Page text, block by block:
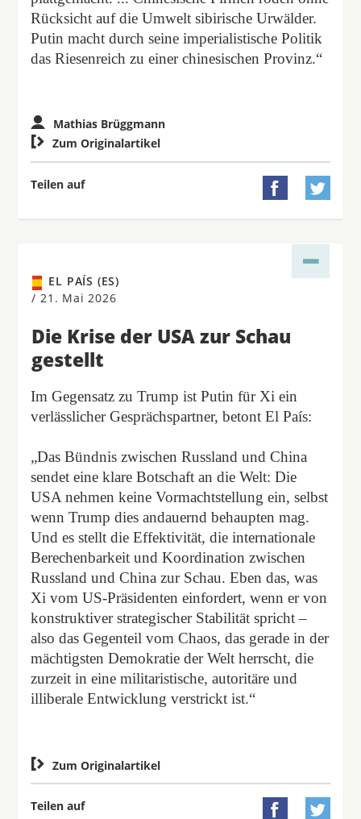
Rücksicht auf die Umwelt sibirische Urwälder.
Putin macht durch seine imperialistische Politik
das Riesenreich zu einer chinesischen Provinz.“
Mathias Brüggmann
 Zum Originalartikel
Teilen auf  
EL PAÍS (ES)
/ 21. Mai 2026
Die Krise der USA zur Schau
gestellt
Im Gegensatz zu Trump ist Putin für Xi ein
verlässlicher Gesprächspartner, betont El País:
„Das Bündnis zwischen Russland und China
sendet eine klare Botschaft an die Welt: Die
USA nehmen keine Vormachtstellung ein, selbst
wenn Trump dies andauernd behaupten mag.
Und es stellt die Effektivität, die internationale
Berechenbarkeit und Koordination zwischen
Russland und China zur Schau. Eben das, was
Xi vom US-Präsidenten einfordert, wenn er von
konstruktiver strategischer Stabilität spricht –
also das Gegenteil vom Chaos, das gerade in der
mächtigsten Demokratie der Welt herrscht, die
zurzeit in eine militaristische, autoritäre und
illiberale Entwicklung verstrickt ist.“
 Zum Originalartikel
Teilen auf  